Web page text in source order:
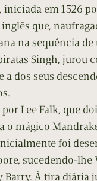
iniciada em 1526
que,
na sequência de
Singh, jurou
a dos seus
Lee Falk, que
o mágico
foi
sucedendo-lhe
Barry. À tira diária